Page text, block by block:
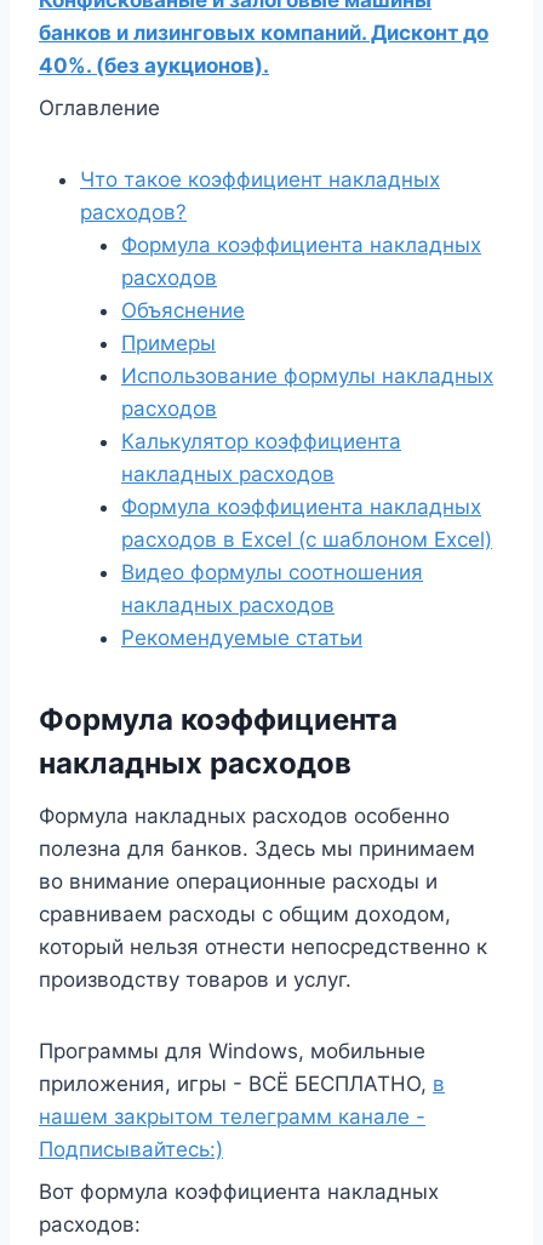
банков и лизинговых компаний. Дисконт до
40%. (без аукционов).
Оглавление
Что такое коэффициент накладных
расходов?
Формула коэффициента накладных
расходов
Объяснение
Примеры
Использование формулы накладных
расходов
Калькулятор коэффициента
накладных расходов
Формула коэффициента накладных
расходов в Excel (с шаблоном Excel)
Видео формулы соотношения
накладных расходов
Рекомендуемые статьи
Формула коэффициента
накладных расходов
Формула накладных расходов особенно
полезна для банков. Здесь мы принимаем
во внимание операционные расходы и
сравниваем расходы с общим доходом,
который нельзя отнести непосредственно к
производству товаров и услуг.
Программы для Windows, мобильные
приложения, игры - ВСЁ БЕСПЛАТНО, в
нашем закрытом телеграмм канале -
Подписывайтесь:)
Вот формула коэффициента накладных
расходов: